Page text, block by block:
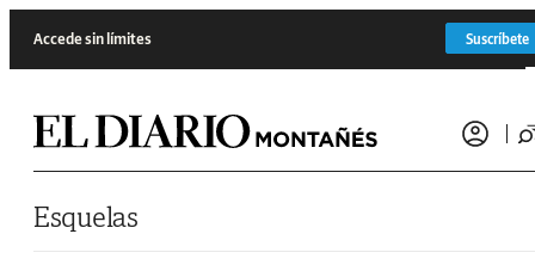
Accede sin límites Suscríbete
Esquelas